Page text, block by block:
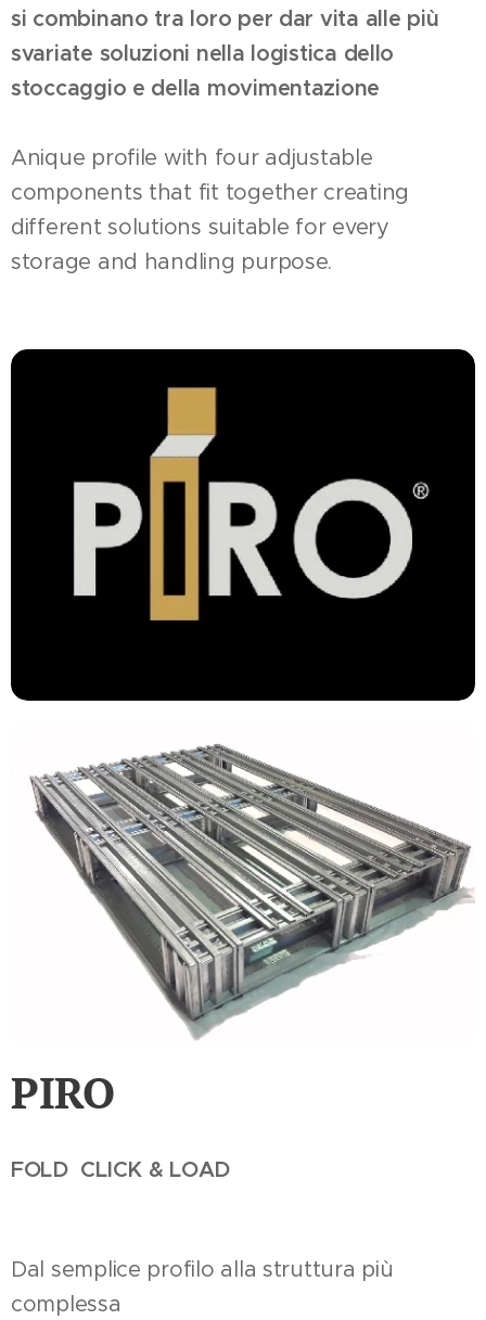
si combinano tra loro per dar vita alle più
svariate soluzioni nella logistica dello
stoccaggio e della movimentazione
Anique profile with four adjustable
components that fit together creating
different solutions suitable for every
storage and handling purpose.
PIRO
FOLD CLICK & LOAD
Dal semplice profilo alla struttura più
complessa